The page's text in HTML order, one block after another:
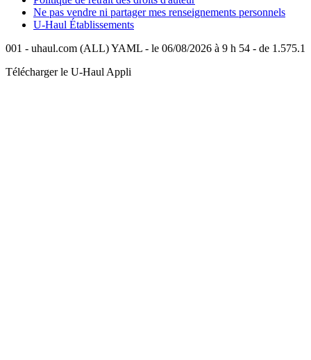
Ne pas vendre ni partager mes renseignements personnels
U-Haul Établissements
001 - uhaul.com (ALL) YAML - le 06/08/2026 à 9 h 54 - de 1.575.1
Télécharger le U-Haul Appli